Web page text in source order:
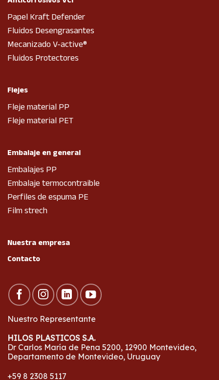
Papel Kraft Defender
Fluidos Desengrasantes
Mecanizado V-active®
Fluidos Protectores
Flejes
Fleje material PP
Fleje material PET
Embalaje en general
Embalajes PP
Embalaje termocontraible
Perfiles de espuma PE
Film strech
Nuestra empresa
Contacto
Nuestro Representante
HILOS PLASTICOS S.A.
Dr Carlos María de Pena 5200, 12900 Montevideo,
Departamento de Montevideo, Uruguay
+59 8 2308 5117